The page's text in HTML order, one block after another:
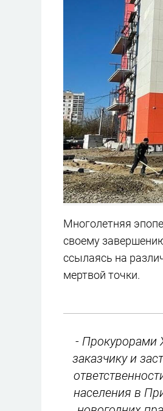
Многолетняя
своему
ссылаясь на
мертвой точки.
- Прокурорами
заказчику и
населения в